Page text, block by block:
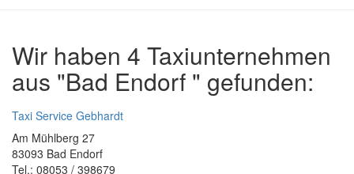
Wir haben 4 Taxiunternehmen
aus "Bad Endorf " gefunden:
Taxi Service Gebhardt
Am Mühlberg 27
83093 Bad Endorf
Tel.: 08053 / 398679